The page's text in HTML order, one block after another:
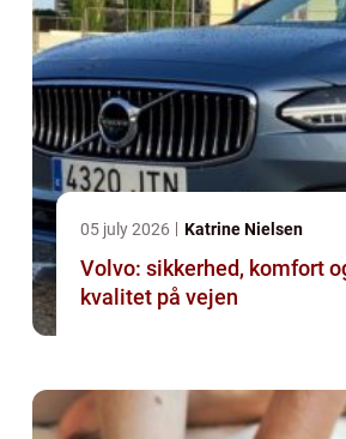
05 july 2026 Katrine Nielsen
Volvo: sikkerhed, komfort
kvalitet på vejen